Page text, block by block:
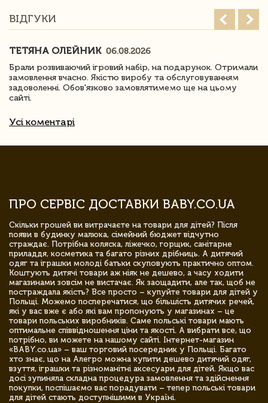
ВІДГУКИ
ТЕТЯНА ОЛЕЙНИК 06.08.2026
Брали розвиваючий ігровий набір, на подарунок. Отримали
замовлення вчасно. Якістю виробу та обслуговуванням
задоволенні. Обов'язково замовлятимемо ще на цьому
сайті.
Усі коментарі
ПРО СЕРВІС ДОСТАВКИ BABY.CO.UA
Скільки грошей ви витрачаєте на товари для дітей? Після
появи в будинку малюка, сімейний бюджет відчутно
страждає. Потрібна коляска, ліжечко, горщик, санітарне
приладдя, косметика та багато різних дрібниць. А дитячий
одяг та іграшки молоді батьки скуповують практично оптом.
Коштують дитячі товари аж ніяк не дешево, а часу ходити
магазинами зовсім не вистачає. Як заощадити, але так, щоб не
постраждала якість? Все просто – купуйте товари для дітей у
Польщі. Можемо посперечатися, що більшість дитячих речей,
які у вас вже є або які вам пропонують у магазинах – це
товари польських виробників. Саме польські товари мають
оптимальне співвідношення ціни та якості. А вибрати все, що
потрібно, ви можете на нашому сайті. Інтернет-магазин
«BABY.co.ua» – ваш торговий посередник у Польщі. Багато
хто знає, що на Алегро можна купити дешево дитячий одяг,
взуття, іграшки та різноманітні аксесуари для дітей. Якщо вас
досі зупиняла складна процедура замовлення та здійснення
покупки, поспішаємо вас порадувати – тепер польські товари
для дітей стають доступнішими в Україні.